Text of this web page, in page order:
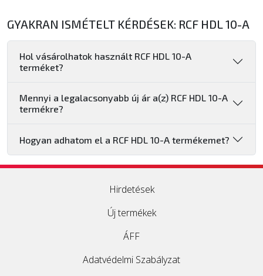
GYAKRAN ISMÉTELT KÉRDÉSEK: RCF HDL 10-A
Hol vásárolhatok használt RCF HDL 10-A
terméket?
Mennyi a legalacsonyabb új ár a(z) RCF HDL 10-A
termékre?
Hogyan adhatom el a RCF HDL 10-A termékemet?
Hirdetések
Új termékek
ÁFF
Adatvédelmi Szabályzat